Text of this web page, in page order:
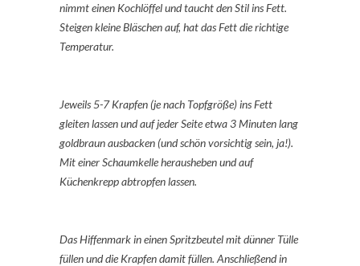
nimmt einen Kochlöffel und taucht den Stil ins Fett.
Steigen kleine Bläschen auf, hat das Fett die richtige
Temperatur.
Jeweils 5-7 Krapfen (je nach Topfgröße) ins Fett
gleiten lassen und auf jeder Seite etwa 3 Minuten lang
goldbraun ausbacken (und schön vorsichtig sein, ja!).
Mit einer Schaumkelle herausheben und auf
Küchenkrepp abtropfen lassen.
Das Hiffenmark in einen Spritzbeutel mit dünner Tülle
füllen und die Krapfen damit füllen. Anschließend in